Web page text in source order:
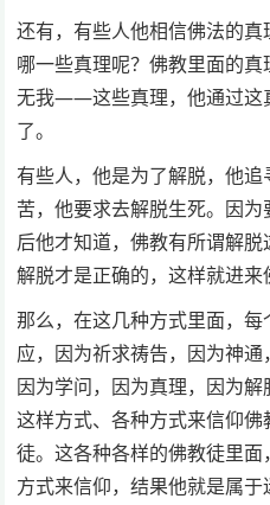
还有，有些人他相信佛法的真
哪一些真理呢？佛教里面的真
无我——这些真理，他通过这
了。
有些人，他是为了解脱，他
苦，他要求去解脱生死。因
后他才知道，佛教有所谓解
解脱才是正确的，这样就进来
那么，在这几种方式里面，
应，因为祈求祷告，因为神通
因为学问，因为真理，因为
这样方式、各种方式来信仰
徒。这各种各样的佛教徒里
方式来信仰，结果他就是属